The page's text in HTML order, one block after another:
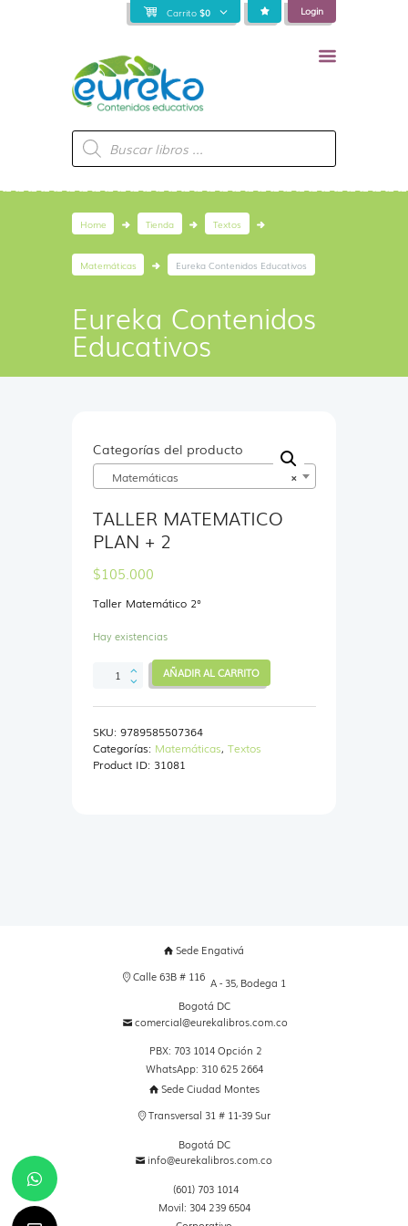
Carrito $0 Login
Búsqueda
de
productos
Home Tienda Textos
Matemáticas Eureka Contenidos Educativos
Eureka Contenidos
Educativos
Categorías del producto
×
Matemáticas
TALLER MATEMATICO
PLAN + 2
$105.000
Taller Matemático 2°
Hay existencias
TALLER
MATEMATICO
PLAN
2
cantidad
AÑADIR AL CARRITO
SKU: 9789585507364
Categorías: Matemáticas, Textos
Product ID: 31081
Sede Engativá
Calle 63B # 116 A - 35, Bodega 1
Bogotá DC
comercial@eurekalibros.com.co
PBX: 703 1014 Opción 2
WhatsApp: 310 625 2664
Sede Ciudad Montes
Transversal 31 # 11-39 Sur
Bogotá DC
info@eurekalibros.com.co
(601) 703 1014
Movil: 304 239 6504